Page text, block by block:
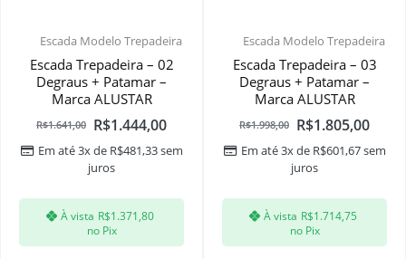
Escada Modelo Trepadeira
Escada Trepadeira – 02
Degraus + Patamar –
Marca ALUSTAR
R$1.641,00 R$1.444,00
Em até 3x de R$481,33sem
juros
À vista R$1.371,80
no Pix
Escada Modelo Trepadeira
Escada Trepadeira – 03
Degraus + Patamar –
Marca ALUSTAR
R$1.998,00 R$1.805,00
Em até 3x de R$601,67sem
juros
À vista R$1.714,75
no Pix